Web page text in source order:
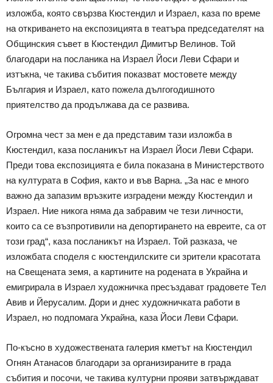
изложба, която свързва Кюстендил и Израел, каза по време
на откриването на експозицията в театъра председателят на
Общинския съвет в Кюстендил Димитър Велинов. Той
благодари на посланика на Израел Йоси Леви Сфари и
изтъкна, че такива събития показват мостовете между
България и Израел, като пожела дългогодишното
приятелство да продължава да се развива.
Огромна чест за мен е да представим тази изложба в
Кюстендил, каза посланикът на Израел Йоси Леви Сфари.
Преди това експозицията е била показана в Министерството
на културата в София, както и във Варна. „За нас е много
важно да запазим връзките изградени между Кюстендил и
Израел. Ние никога няма да забравим че тези личности,
които са се възпротивили на депортирането на евреите, са от
този град“, каза посланикът на Израел. Той разказа, че
изложбата споделя с кюстендилските си зрители красотата
на Свещената земя, а картините на родената в Украйна и
емигрирала в Израел художничка пресъздават градовете Тел
Авив и Йерусалим. Дори и днес художничката работи в
Израел, но подпомага Украйна, каза Йоси Леви Сфари.
По-късно в художествената галерия кметът на Кюстендил
Огнян Атанасов благодари за организираните в града
събития и посочи, че такива културни прояви затвърждават